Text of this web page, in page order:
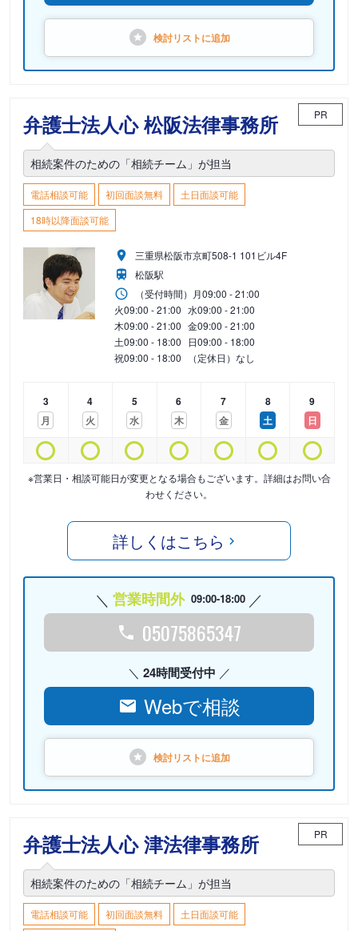
検討リストに追加
弁護士法人心 松阪法律事務所 PR
相続案件のための「相続チーム」が担当
電話相談可能 初回面談無料
土日面談可能
18時以降面談可能
三重県松阪市京町508-1 101ビル4F
松阪駅
（受付時間） 月09:00 - 21:00
火09:00 - 21:00 水09:00 - 21:00
木09:00 - 21:00 金09:00 - 21:00
土09:00 - 18:00 日09:00 - 18:00
祝09:00 - 18:00 （定休日）なし
3
月
4
火
5
水
6
木
7
金
8
土
9
日
※営業日・相談可能日が変更となる場合もございます。詳細はお問い合
わせください。
詳しくはこちら
営業時間外 09:00-18:00
05075865347
24時間受付中
Webで相談
検討リストに追加
弁護士法人心 津法律事務所 PR
相続案件のための「相続チーム」が担当
電話相談可能 初回面談無料 土日面談可能